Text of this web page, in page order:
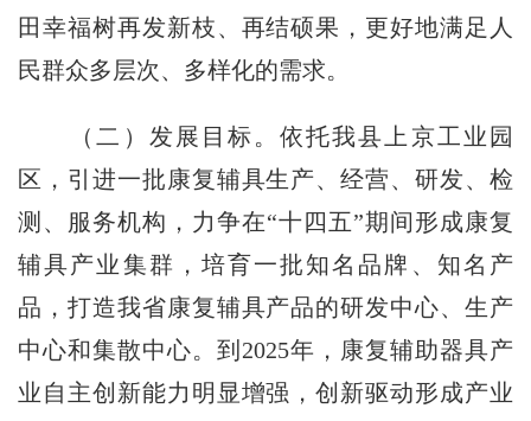
田幸福树再发新枝、再结硕果，更好地满足人
民群众多层次、多样化的需求。
（二）发展目标。依托我县上京工业园
区，引进一批康复辅具生产、经营、研发、检
测、服务机构，力争在“十四五”期间形成康复
辅具产业集群，培育一批知名品牌、知名产
品，打造我省康复辅具产品的研发中心、生产
中心和集散中心。到2025年，康复辅助器具产
业自主创新能力明显增强，创新驱动形成产业